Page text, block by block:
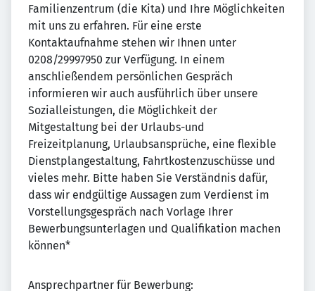
Familienzentrum (die Kita) und Ihre Möglichkeiten
mit uns zu erfahren. Für eine erste
Kontaktaufnahme stehen wir Ihnen unter
0208/29997950 zur Verfügung. In einem
anschließendem persönlichen Gespräch
informieren wir auch ausführlich über unsere
Sozialleistungen, die Möglichkeit der
Mitgestaltung bei der Urlaubs-und
Freizeitplanung, Urlaubsansprüche, eine flexible
Dienstplangestaltung, Fahrtkostenzuschüsse und
vieles mehr. Bitte haben Sie Verständnis dafür,
dass wir endgültige Aussagen zum Verdienst im
Vorstellungsgespräch nach Vorlage Ihrer
Bewerbungsunterlagen und Qualifikation machen
können*
Ansprechpartner für Bewerbung: